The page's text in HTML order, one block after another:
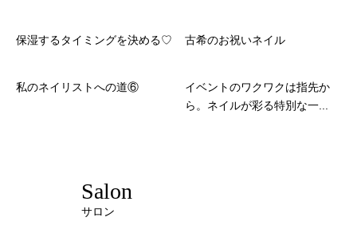
保湿するタイミングを決める♡ 古希のお祝いネイル
私のネイリストへの道⑥
イベントのワクワクは指先か
ら。ネイルが彩る特別な一...
Salon
サロン